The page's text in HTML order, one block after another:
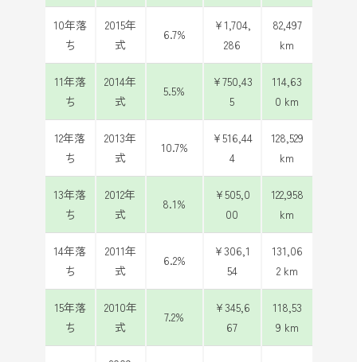
10年落
ち
2015年
式
6.7%
¥1,704,
286
82,497
km
11年落
ち
2014年
式
5.5%
¥750,43
5
114,63
0 km
12年落
ち
2013年
式
10.7%
¥516,44
4
128,529
km
13年落
ち
2012年
式
8.1%
¥505,0
00
122,958
km
14年落
ち
2011年
式
6.2%
¥306,1
54
131,06
2 km
15年落
ち
2010年
式
7.2%
¥345,6
67
118,53
9 km